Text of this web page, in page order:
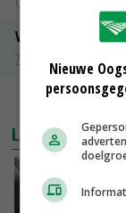
Volle melkpoeder
Zuivel NL
LAATSTE
Nieuwe